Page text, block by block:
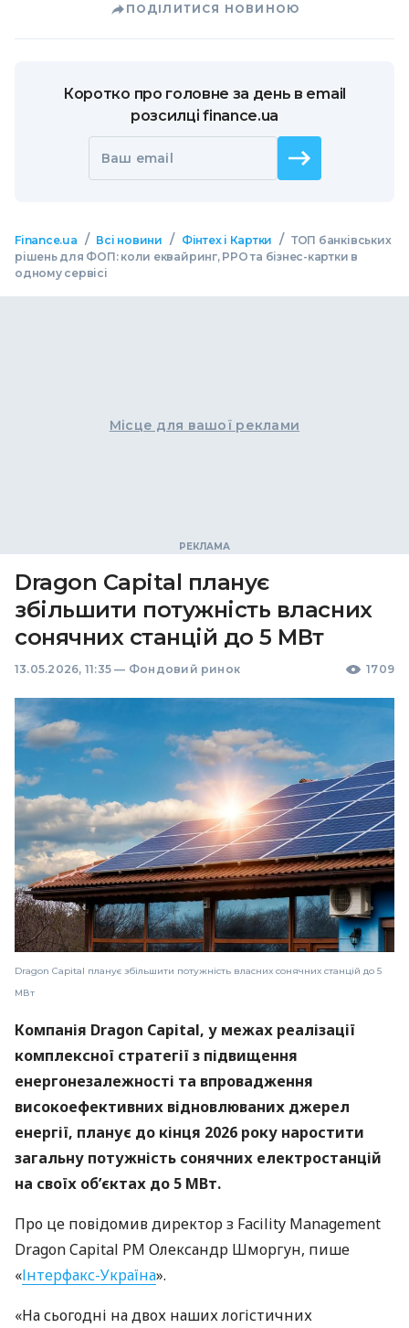
ПОДІЛИТИСЯ НОВИНОЮ
Коротко про головне за день в email
розсилці finance.ua
Ваш email
Finance.ua / Всі новини / Фінтех і Картки / ТОП банківських
рішень для ФОП: коли еквайринг, РРО та бізнес-картки в
одному сервісі
Місце для вашої реклами
Dragon Capital планує
збільшити потужність власних
сонячних станцій до 5 МВт
13.05.2026, 11:35 — Фондовий ринок 1709
Dragon Capital планує збільшити потужність власних сонячних станцій до 5
МВт
Компанія Dragon Capital, у межах реалізації
комплексної стратегії з підвищення
енергонезалежності та впровадження
високоефективних відновлюваних джерел
енергії, планує до кінця 2026 року наростити
загальну потужність сонячних електростанцій
на своїх об’єктах до 5 МВт.
Про це повідомив директор з Facility Management
Dragon Capital PM Олександр Шморгун, пише
«Інтерфакс-Україна».
«На сьогодні на двох наших логістичних